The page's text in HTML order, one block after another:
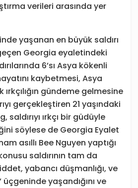
verileri arasında yer
yaşanan en büyük saldırı
Georgia eyaletindeki
6’sı Asya kökenli
kaybetmesi, Asya
gündeme gelmesine
gerçekleştiren 21 yaşındaki
saldırıyı ırkçı bir güdüyle
söylese de Georgia Eyalet
asıllı Bee Nguyen yaptığı
saldırının tam da
yabancı düşmanlığı, ve
üçgeninde yaşandığını ve